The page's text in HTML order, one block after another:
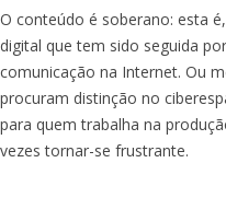
O conteúdo é soberano: esta
digital que tem sido seguida
comunicação na Internet. Ou
procuram distinção no
para quem trabalha na
vezes tornar-se frustrante.